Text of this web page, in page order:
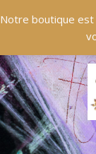
Notre boutique est